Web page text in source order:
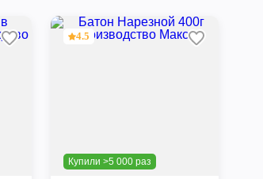
Купили >5 000 раз
4.5